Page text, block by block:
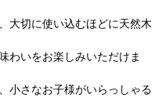
大切に使い込むほどに天然木
わいをお楽しみいただけま
小さなお子様がいらっしゃる